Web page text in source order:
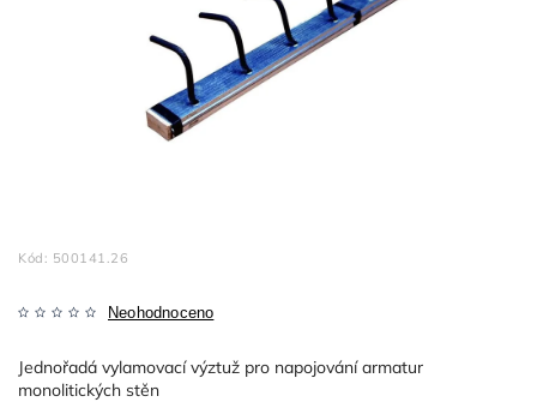
Kód: 500141.26
Neohodnoceno
Jednořadá vylamovací výztuž pro napojování armatur
monolitických stěn